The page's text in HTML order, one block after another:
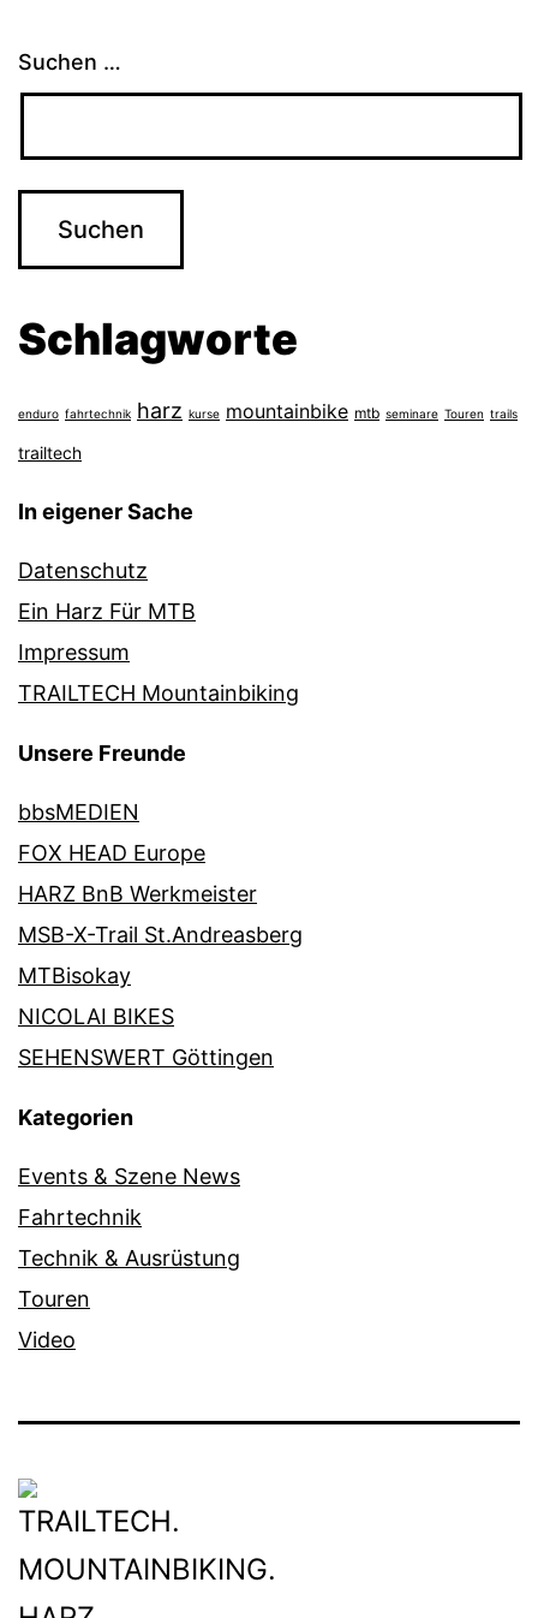
Suchen …
Schlagworte
enduro fahrtechnik harz kurse mountainbike mtb seminare Touren trails
trailtech
In eigener Sache
Datenschutz
Ein Harz Für MTB
Impressum
TRAILTECH Mountainbiking
Unsere Freunde
bbsMEDIEN
FOX HEAD Europe
HARZ BnB Werkmeister
MSB-X-Trail St.Andreasberg
MTBisokay
NICOLAI BIKES
SEHENSWERT Göttingen
Kategorien
Events & Szene News
Fahrtechnik
Technik & Ausrüstung
Touren
Video